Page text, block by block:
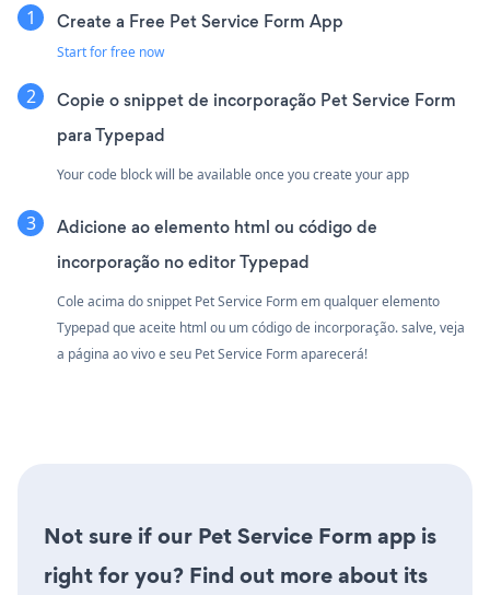
Create a Free Pet Service Form App
Start for free now
Copie o snippet de incorporação Pet Service Form
para Typepad
Your code block will be available once you create your app
Adicione ao elemento html ou código de
incorporação no editor Typepad
Cole acima do snippet Pet Service Form em qualquer elemento
Typepad que aceite html ou um código de incorporação. salve, veja
a página ao vivo e seu Pet Service Form aparecerá!
Not sure if our Pet Service Form app is
right for you? Find out more about its